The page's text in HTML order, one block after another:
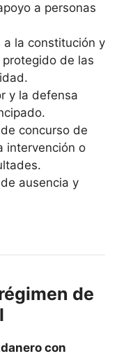
a personas
a la constitución y
de las
y la defensa
concurso de
intervención o
ausencia y
de
con